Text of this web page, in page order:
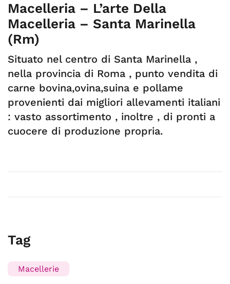
Macelleria – L’arte Della
Macelleria – Santa Marinella
(Rm)
Situato nel centro di Santa Marinella ,
nella provincia di Roma , punto vendita di
carne bovina,ovina,suina e pollame
provenienti dai migliori allevamenti italiani
: vasto assortimento , inoltre , di pronti a
cuocere di produzione propria.
Tag
Macellerie